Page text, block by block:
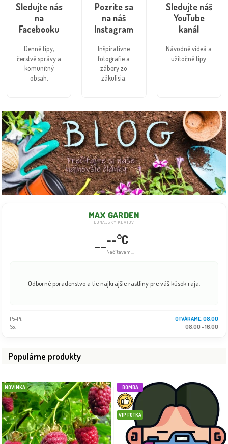
MAX GARDEN
DUNAJSKÝ KLÁTOV
----°C
Načítavam...
Odborné poradenstvo a tie najkrajšie rastliny pre váš kúsok raja.
Po-Pi:
OTVÁRAME: 08:00
So:
08:00 - 16:00
Populárne produkty
NOVINKA BOMBA
VIP FOTKA
Sledujte nás
na
Facebooku
Denné tipy,
čerstvé správy a
komunitný
obsah.
Pozrite sa
na náš
Instagram
Inšpiratívne
fotografie a
zábery zo
zákulisia.
Sledujte náš
YouTube
kanál
Návodné videá a
užitočné tipy.